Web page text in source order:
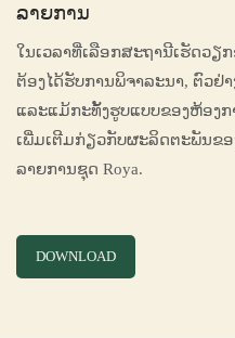
ລາຍການ
ໃນເວລາທີ່ເລືອກສະຖານີເຮັດວຽ
ຕ້ອງໄດ້ຮັບການພິຈາລະນາ, ຕົວຢ່
ແລະແມ້ກະທັ້ງຮູບແບບຂອງຫ້ອງ
ເພີ່ມເຕີມກ່ຽວກັບຜະລິດຕະພັນຂອ
ລາຍການຊຸດ Roya.
DOWNLOAD